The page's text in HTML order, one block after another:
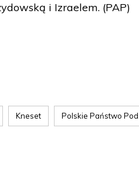
i Izraelem. (PAP)
Kneset Polskie Państwo